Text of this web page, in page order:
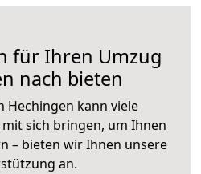
für Ihren Umzug
nach bieten
Hechingen kann viele
sich bringen, um Ihnen
– bieten wir Ihnen unsere
an.